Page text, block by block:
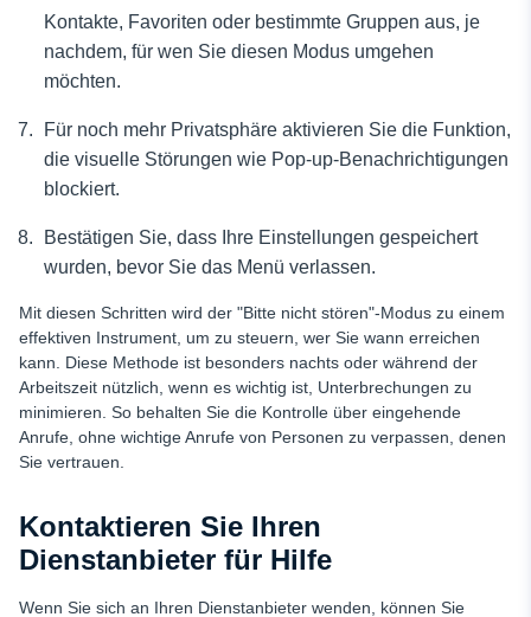
Kontakte, Favoriten oder bestimmte Gruppen aus, je
nachdem, für wen Sie diesen Modus umgehen
möchten.
Für noch mehr Privatsphäre aktivieren Sie die Funktion,
die visuelle Störungen wie Pop-up-Benachrichtigungen
blockiert.
Bestätigen Sie, dass Ihre Einstellungen gespeichert
wurden, bevor Sie das Menü verlassen.
Mit diesen Schritten wird der "Bitte nicht stören"-Modus zu einem
effektiven Instrument, um zu steuern, wer Sie wann erreichen
kann. Diese Methode ist besonders nachts oder während der
Arbeitszeit nützlich, wenn es wichtig ist, Unterbrechungen zu
minimieren. So behalten Sie die Kontrolle über eingehende
Anrufe, ohne wichtige Anrufe von Personen zu verpassen, denen
Sie vertrauen.
Kontaktieren Sie Ihren
Dienstanbieter für Hilfe
Wenn Sie sich an Ihren Dienstanbieter wenden, können Sie